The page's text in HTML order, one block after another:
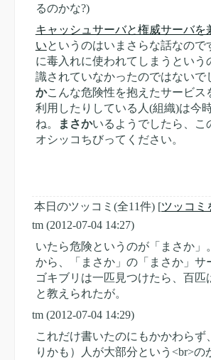
るのかな?)
キャッシュサーバと権威サーバを
いというのはいまさらな話なので
に毒入れに使われてしまうという
識されていなかったのではないで
かこんな危険性を抱えたサービス
利用したりしている人(組織)は今
ね。
まさかいるようでしたら、こ
オシッコちびってください。
本日のツッコミ(全11件) [ツッコミ
tm (2012-07-04 14:27)
いたら危険というのが「まさか」
から、「まさか」の「まさか」サ
ゴキブリは一匹見つけたら、百匹
と教えられたが。
tm (2012-07-04 14:29)
これだけ書いたのにもかかわらず
りかも）人が大部分という<br>の